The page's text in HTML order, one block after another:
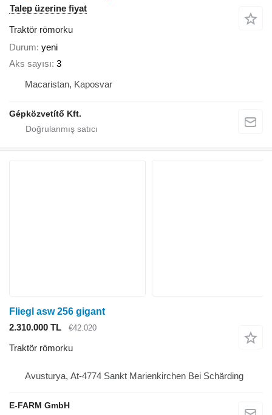
Talep üzerine fiyat
Traktör römorku
Durum yeni
Aks sayısı 3
Macaristan, Kaposvar
Gépközvetítő Kft.
Fliegl asw 256 gigant
2.310.000 TL
€42.020
Traktör römorku
Avusturya, At-4774 Sankt Marienkirchen Bei Schärding
E-FARM GmbH